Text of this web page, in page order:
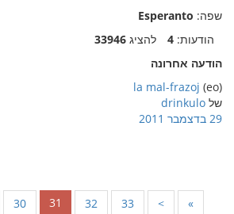
שפה: Esperanto
הודעות: 4 להציג 33946
הודעה אחרונה
(eo)
la mal-frazoj
של drinkulo
29 בדצמבר 2011
30 31 32 33 > »